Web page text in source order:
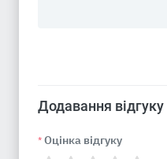
Додавання відгуку
* Оцінка відгуку